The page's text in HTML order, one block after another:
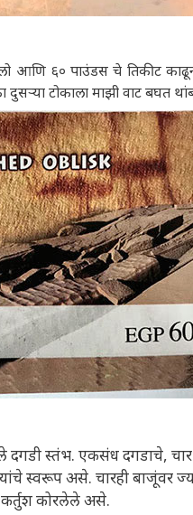
आणि ६० पाउंडस चे तिकीट
टोकाला माझी वाट बघत
दगडी स्तंभ. एकसंध दगडाचे,
स्वरूप असे. चारही बाजूंवर
कर्तुश कोरलेले असे.